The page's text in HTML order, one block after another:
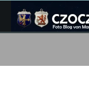
Inhalt
springen